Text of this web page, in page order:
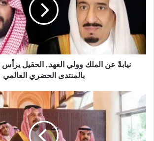
و
ب
نيابةً عن الملك وولي العهد.. الحقيل
بالمنتدى الحضري العالمي